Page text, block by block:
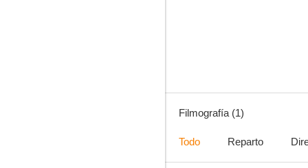
Filmografía (1)
Todo Reparto